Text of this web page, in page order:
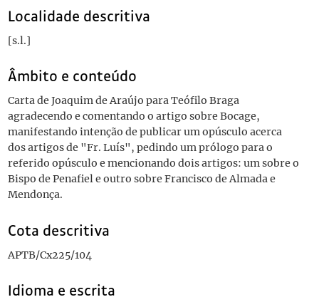
Localidade descritiva
[s.l.]
Âmbito e conteúdo
Carta de Joaquim de Araújo para Teófilo Braga
agradecendo e comentando o artigo sobre Bocage,
manifestando intenção de publicar um opúsculo acerca
dos artigos de "Fr. Luís", pedindo um prólogo para o
referido opúsculo e mencionando dois artigos: um sobre o
Bispo de Penafiel e outro sobre Francisco de Almada e
Mendonça.
Cota descritiva
APTB/Cx225/104
Idioma e escrita